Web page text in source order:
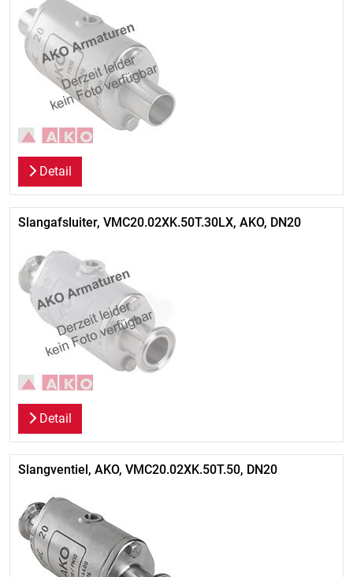
Detail
Slangafsluiter, VMC20.02XK.50T.30LX, AKO, DN20
Detail
Slangventiel, AKO, VMC20.02XK.50T.50, DN20